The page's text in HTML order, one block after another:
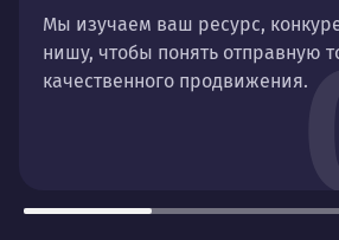
Мы изучаем ваш ресурс,
нишу, чтобы понять отправную
качественного продвижения.